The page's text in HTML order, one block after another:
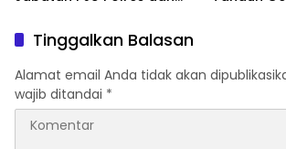
Tinggalkan Balasan
Alamat email Anda tidak akan
wajib ditandai *